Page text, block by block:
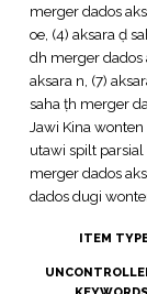
merger dados
oe, (4) aksara ḍ
dh merger dados
aksara n, (7)
saha ṭh merger
Jawi Kina
utawi spilt
merger dados
dados dugi
ITEM